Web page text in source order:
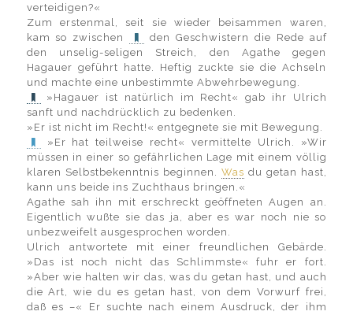
verteidigen?«
Zum erstenmal, seit sie wieder beisammen waren,
kam so zwischen
den Geschwistern die Rede auf
den unselig-seligen Streich, den Agathe gegen
Hagauer geführt hatte. Heftig zuckte sie die Achseln
und machte eine unbestimmte Abwehrbewegung.
»Hagauer ist natürlich im Recht« gab ihr Ulrich
sanft und nachdrücklich zu bedenken.
»Er ist nicht im Recht!« entgegnete sie mit Bewegung.
»Er hat teilweise recht« vermittelte Ulrich. »Wir
müssen in einer so gefährlichen Lage mit einem völlig
klaren Selbstbekenntnis beginnen. Was du getan hast,
kann uns beide ins Zuchthaus bringen.«
Agathe sah ihn mit erschreckt geöffneten Augen an.
Eigentlich wußte sie das ja, aber es war noch nie so
unbezweifelt ausgesprochen worden.
Ulrich antwortete mit einer freundlichen Gebärde.
»Das ist noch nicht das Schlimmste« fuhr er fort.
»Aber wie halten wir das, was du getan hast, und auch
die Art, wie du es getan hast, von dem Vorwurf frei,
daß es –« Er suchte nach einem Ausdruck, der ihm